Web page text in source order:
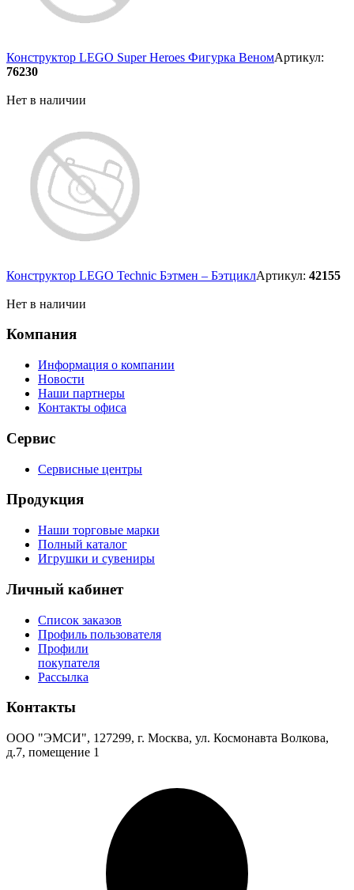
Конструктор LEGO Super Heroes Фигурка ВеномАртикул:
76230
Нет в наличии
Конструктор LEGO Technic Бэтмен – БэтциклАртикул: 42155
Нет в наличии
Компания
Информация о компании
Новости
Наши партнеры
Контакты офиса
Сервис
Сервисные центры
Продукция
Наши торговые марки
Полный каталог
Игрушки и сувениры
Личный кабинет
Список заказов
Профиль пользователя
Профили
покупателя
Рассылка
Контакты
ООО "ЭМСИ", 127299, г. Москва, ул. Космонавта Волкова,
д.7, помещение 1